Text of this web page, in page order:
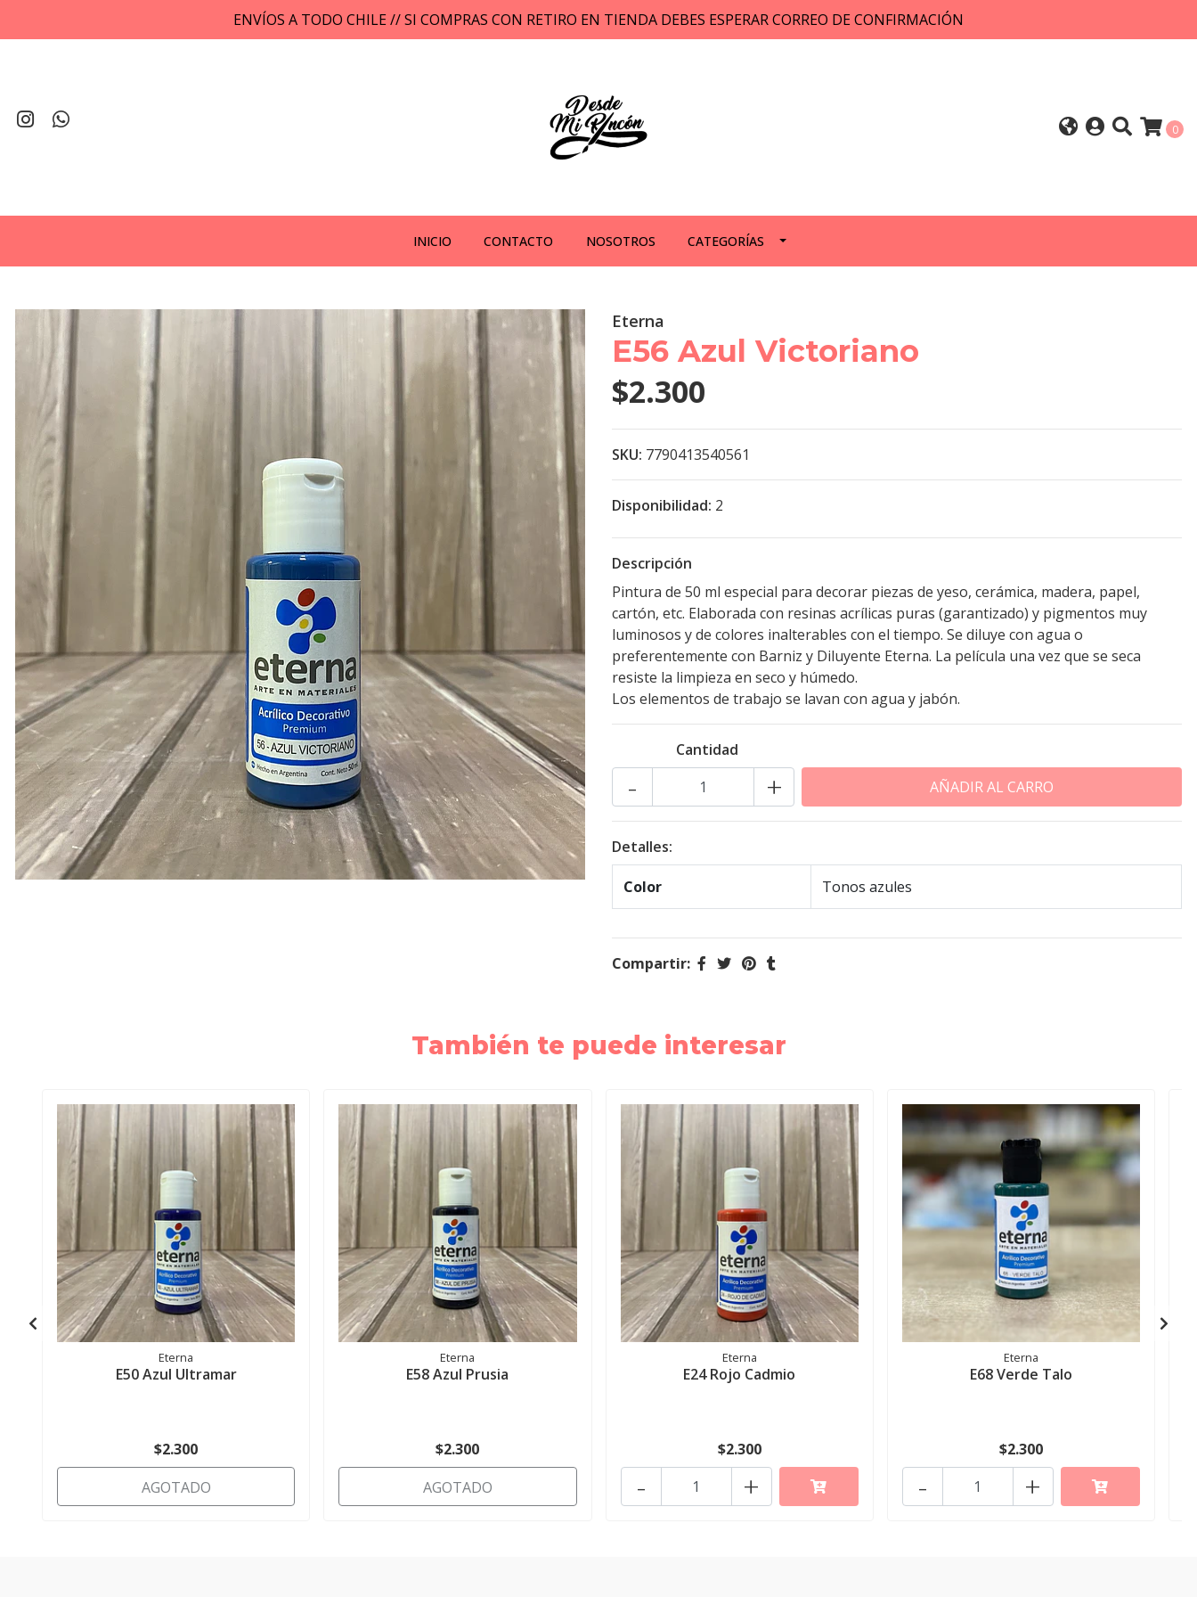
ENVÍOS A TODO CHILE // SI COMPRAS CON RETIRO EN TIENDA DEBES ESPERAR CORREO DE CONFIRMACIÓN
0
INICIO CONTACTO NOSOTROS CATEGORÍAS
Eterna
E56 Azul Victoriano
$2.300
SKU: 7790413540561
Disponibilidad: 2
Descripción
Pintura de 50 ml especial para decorar piezas de yeso, cerámica, madera, papel,
cartón, etc. Elaborada con resinas acrílicas puras (garantizado) y pigmentos muy
luminosos y de colores inalterables con el tiempo. Se diluye con agua o
preferentemente con Barniz y Diluyente Eterna. La película una vez que se seca
resiste la limpieza en seco y húmedo.
Los elementos de trabajo se lavan con agua y jabón.
Cantidad
+
-
Detalles:
Color Tonos azules
Compartir:
También te puede interesar
Eterna
E50 Azul Ultramar
$2.300
AGOTADO
Eterna
E58 Azul Prusia
$2.300
AGOTADO
Eterna
E24 Rojo Cadmio
$2.300
+
-
Eterna
E68 Verde Talo
$2.300
+
-